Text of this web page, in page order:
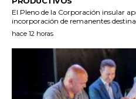
El Pleno de la Corporación insular
incorporación de remanentes
hace 12 horas